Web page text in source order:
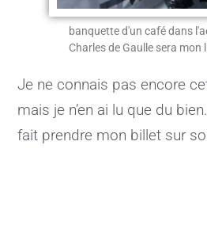
banquette d'un café dans
Charles de Gaulle sera
Je ne connais pas encore
mais je n’en ai lu que du
fait prendre mon billet sur